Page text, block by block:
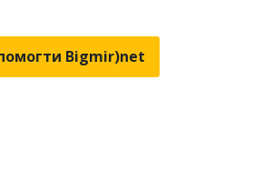
Bigmir)net